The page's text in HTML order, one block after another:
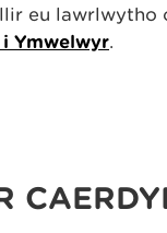
eu lawrlwytho
Ymwelwyr.